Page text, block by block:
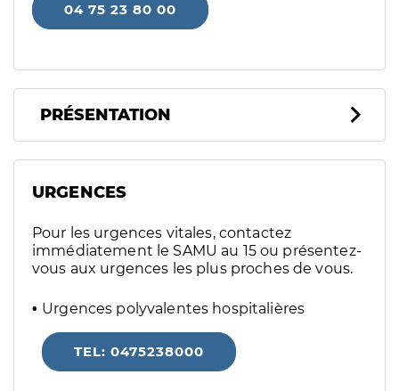
04 75 23 80 00
PRÉSENTATION
URGENCES
Pour les urgences vitales, contactez
immédiatement le SAMU au 15 ou présentez-
vous aux urgences les plus proches de vous.
Urgences polyvalentes hospitalières
TEL: 0475238000